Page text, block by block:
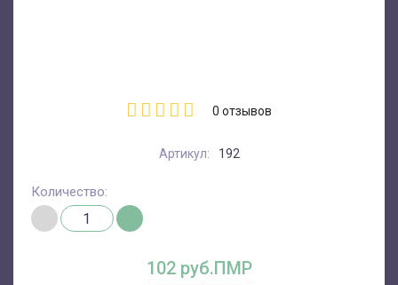
0 отзывов
Артикул: 192
102 руб.ПМР
Количество: